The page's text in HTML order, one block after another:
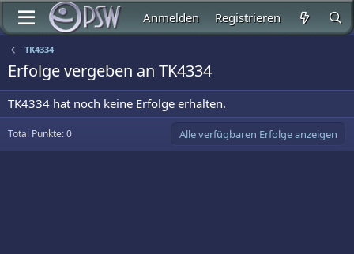
Anmelden Registrieren
TK4334
Erfolge vergeben an TK4334
TK4334 hat noch keine Erfolge erhalten.
Total Punkte: 0 Alle verfügbaren Erfolge anzeigen